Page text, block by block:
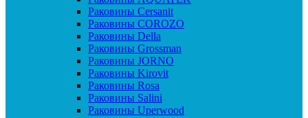
Раковины Cersanit
Раковины COROZO
Раковины Della
Раковины Grossman
Раковины JORNO
Раковины Kirovit
Раковины Rosa
Раковины Salini
Раковины Uperwood